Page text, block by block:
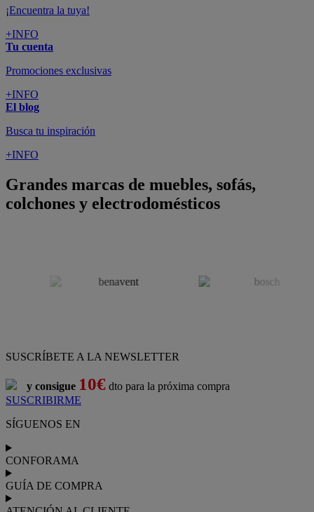
¡Encuentra la tuya!
+INFO
Tu cuenta
Promociones exclusivas
+INFO
El blog
Busca tu inspiración
+INFO
Grandes marcas de muebles, sofás,
colchones y electrodomésticos
SUSCRÍBETE A LA NEWSLETTER
y consigue 10€ dto para la próxima compra
SUSCRIBIRME
SÍGUENOS EN
CONFORAMA
GUÍA DE COMPRA